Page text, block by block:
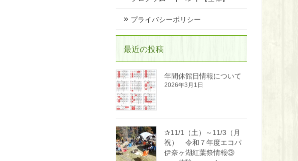
プライバシーポリシー
最近の投稿
年間休館日情報について
2026年3月1日
✰11/1（土）～11/3（月
祝） 令和７年度エコパ
伊奈ヶ湖紅葉祭情報③